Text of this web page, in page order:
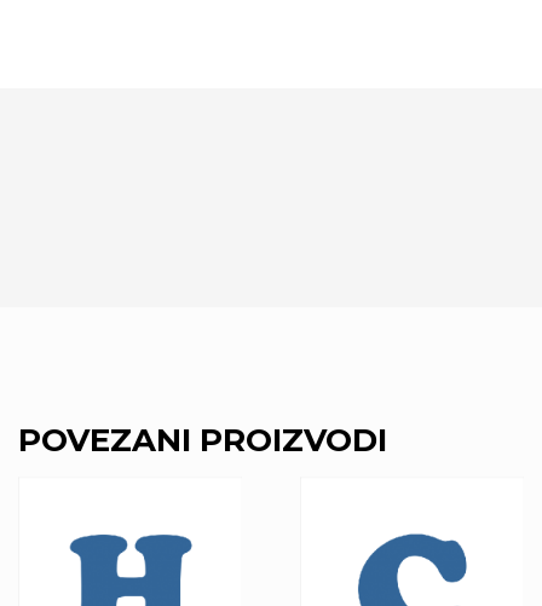
POVEZANI PROIZVODI